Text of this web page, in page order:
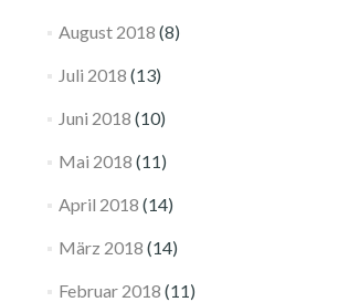
August 2018 (8)
Juli 2018 (13)
Juni 2018 (10)
Mai 2018 (11)
April 2018 (14)
März 2018 (14)
Februar 2018 (11)